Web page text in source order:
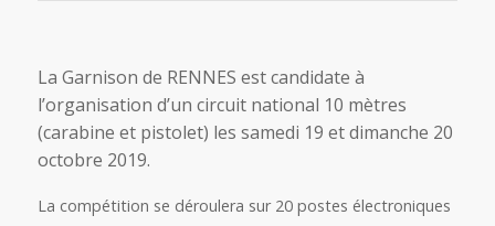
La Garnison de RENNES est candidate à
l’organisation d’un circuit national 10 mètres
(carabine et pistolet) les samedi 19 et dimanche 20
octobre 2019.
La compétition se déroulera sur 20 postes électroniques